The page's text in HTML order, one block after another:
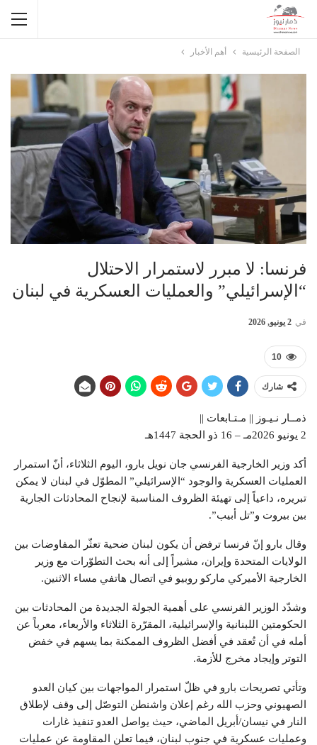
الصفحة الرئيسية أهم الأخبار
فرنسا: لا مبرر لاستمرار الاحتلال
“الإسرائيلي” والعمليات العسكرية في لبنان
في 2 يونيو, 2026
10
شارك
ذمــار نـيـوز || مـتـابعات ||
2 يونيو 2026مـ – 16 ذو الحجة 1447هـ
أكد وزير الخارجية الفرنسي جان نويل بارو، اليوم الثلاثاء، أنّ استمرار
العمليات العسكرية والوجود “الإسرائيلي” المطوّل في لبنان لا يمكن
تبريره، داعياً إلى تهيئة الظروف المناسبة لإنجاح المحادثات الجارية
بين بيروت و”تل أبيب”.
وقال بارو إنّ فرنسا ترفض أن يكون لبنان ضحية تعثّر المفاوضات بين
الولايات المتحدة وإيران، مشيراً إلى أنه بحث التطوّرات مع وزير
الخارجية الأميركي ماركو روبيو في اتصال هاتفي مساء الاثنين.
وشدّد الوزير الفرنسي على أهمية الجولة الجديدة من المحادثات بين
الحكومتين اللبنانية والإسرائيلية، المقرّرة الثلاثاء والأربعاء، معرباً عن
أمله في أن تُعقد في أفضل الظروف الممكنة بما يسهم في خفض
التوتر وإيجاد مخرج للأزمة.
وتأتي تصريحات بارو في ظلّ استمرار المواجهات بين كيان العدو
الصهيوني وحزب الله رغم إعلان واشنطن التوصّل إلى وقف لإطلاق
النار في نيسان/أبريل الماضي، حيث يواصل العدو تنفيذ غارات
وعمليات عسكرية في جنوب لبنان، فيما تعلن المقاومة عن عمليات